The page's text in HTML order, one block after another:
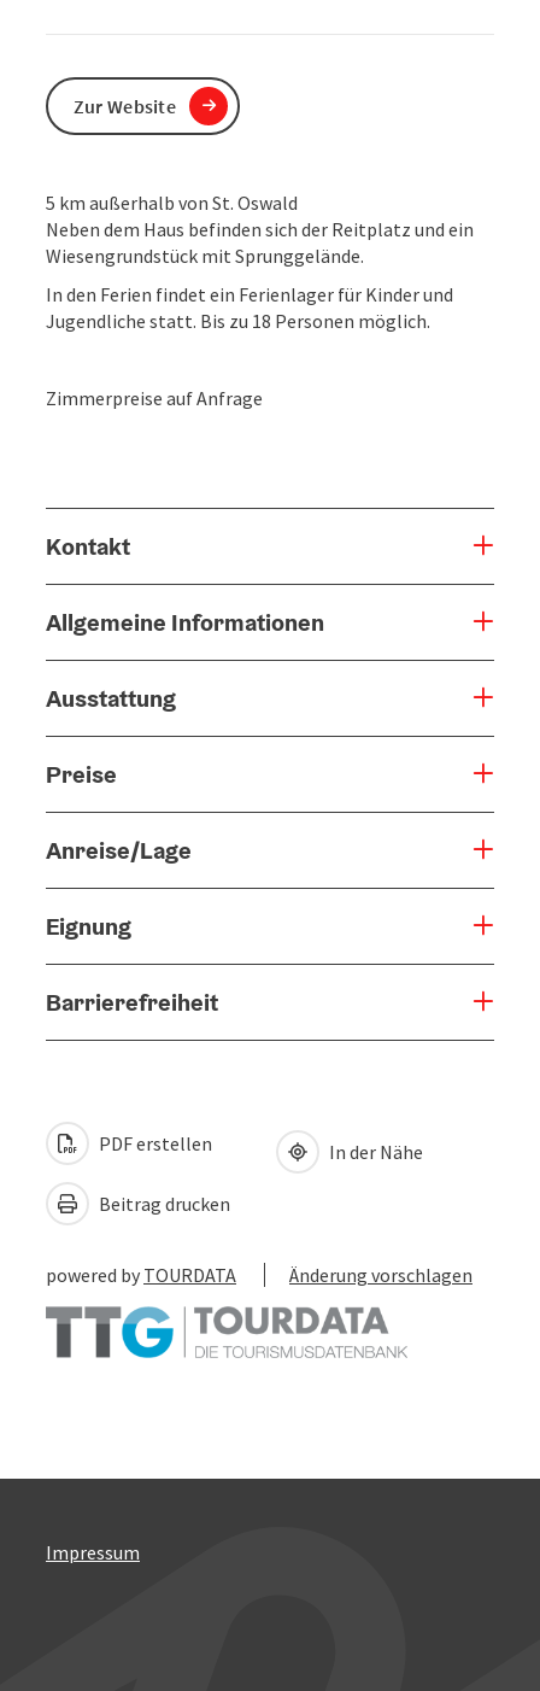
5 km außerhalb von St. Oswald
Neben dem Haus befinden sich der Reitplatz und ein
Wiesengrundstück mit Sprunggelände.
In den Ferien findet ein Ferienlager für Kinder und
Jugendliche statt. Bis zu 18 Personen möglich.
Zimmerpreise auf Anfrage
Kontakt
Allgemeine Informationen
Ausstattung
Preise
Anreise/Lage
Eignung
Barrierefreiheit
Zur Website
PDF erstellen
Beitrag drucken
In der Nähe
powered by TOURDATA Änderung vorschlagen
Impressum